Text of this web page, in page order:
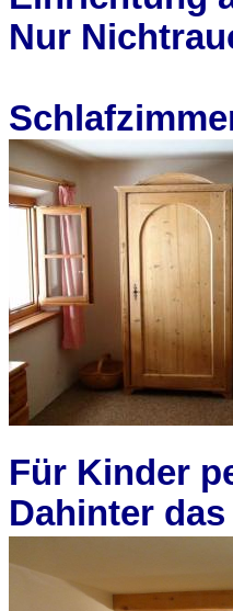
Nur
Für Kinder
Dahinter